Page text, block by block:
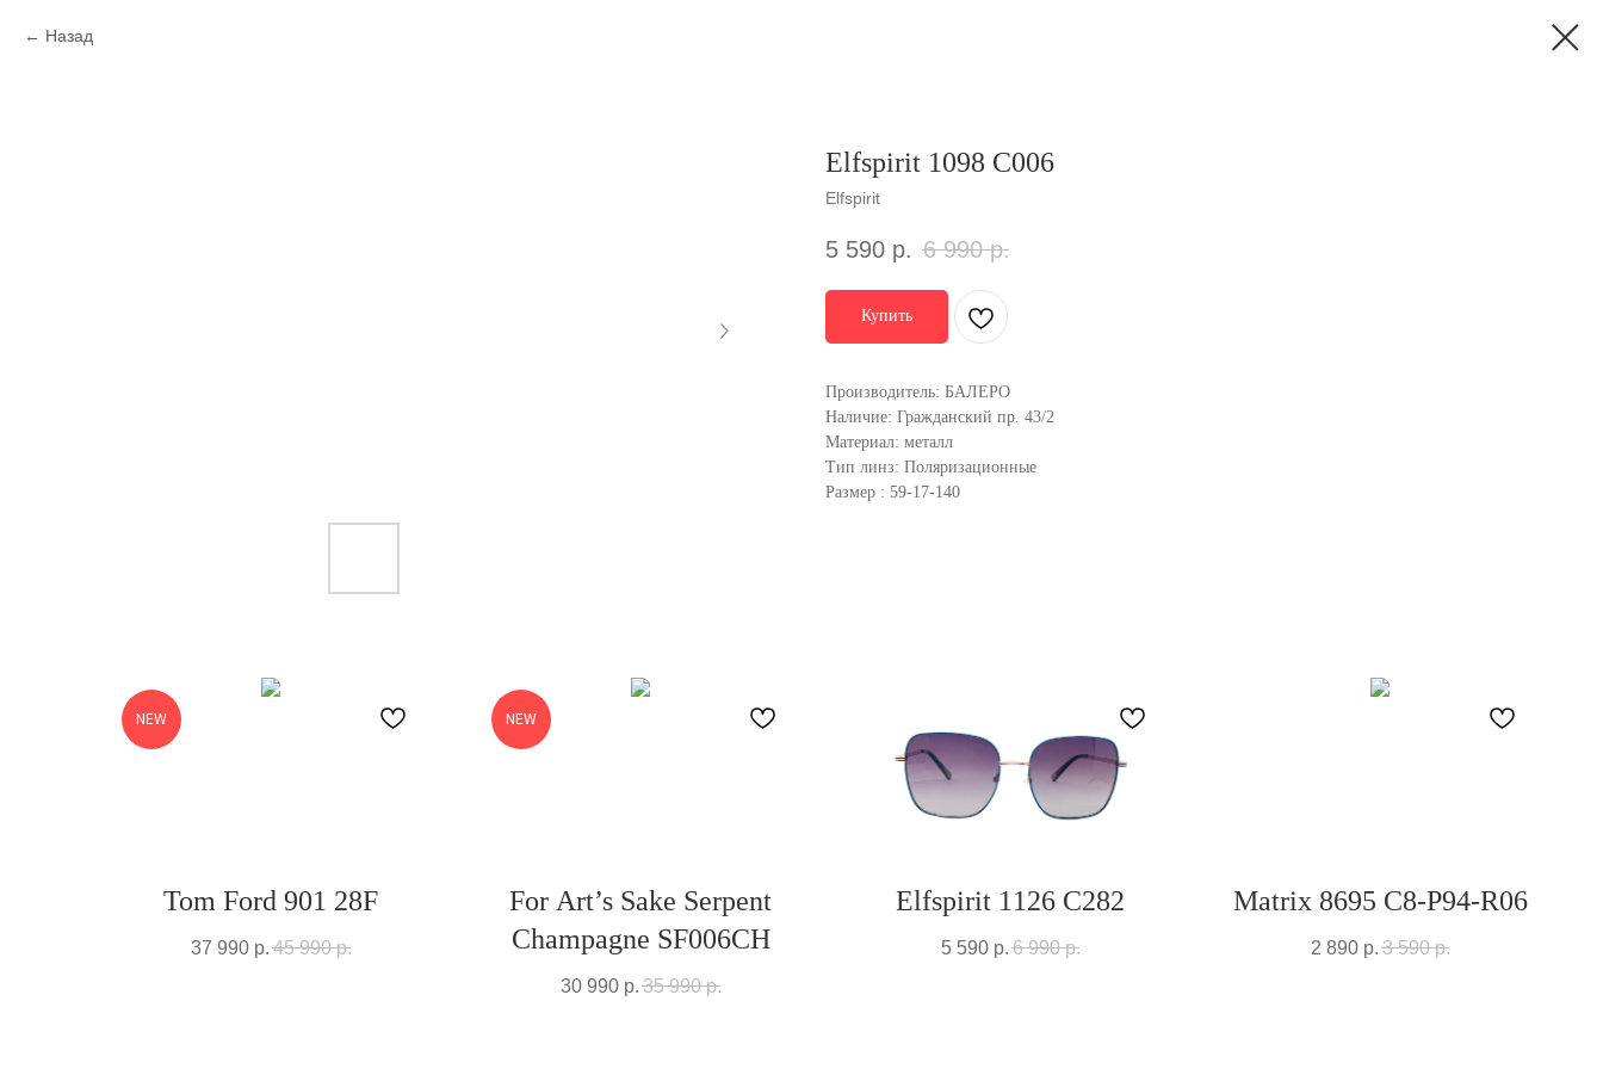
Назад
Elfspirit 1098 C006
Elfspirit
5 590 р. 6 990 р.
Купить
Производитель: БАЛЕРО
Наличие: Гражданский пр. 43/2
Материал: металл
Тип линз: Поляризационные
Размер : 59-17-140
NEW
Tom Ford 901 28F
37 990 р. 45 990 р.
NEW
For Art’s Sake Serpent
Champagne SF006CH
30 990 р. 35 990 р.
Elfspirit 1126 C282
5 590 р. 6 990 р.
Matrix 8695 C8-P94-R06
2 890 р. 3 590 р.